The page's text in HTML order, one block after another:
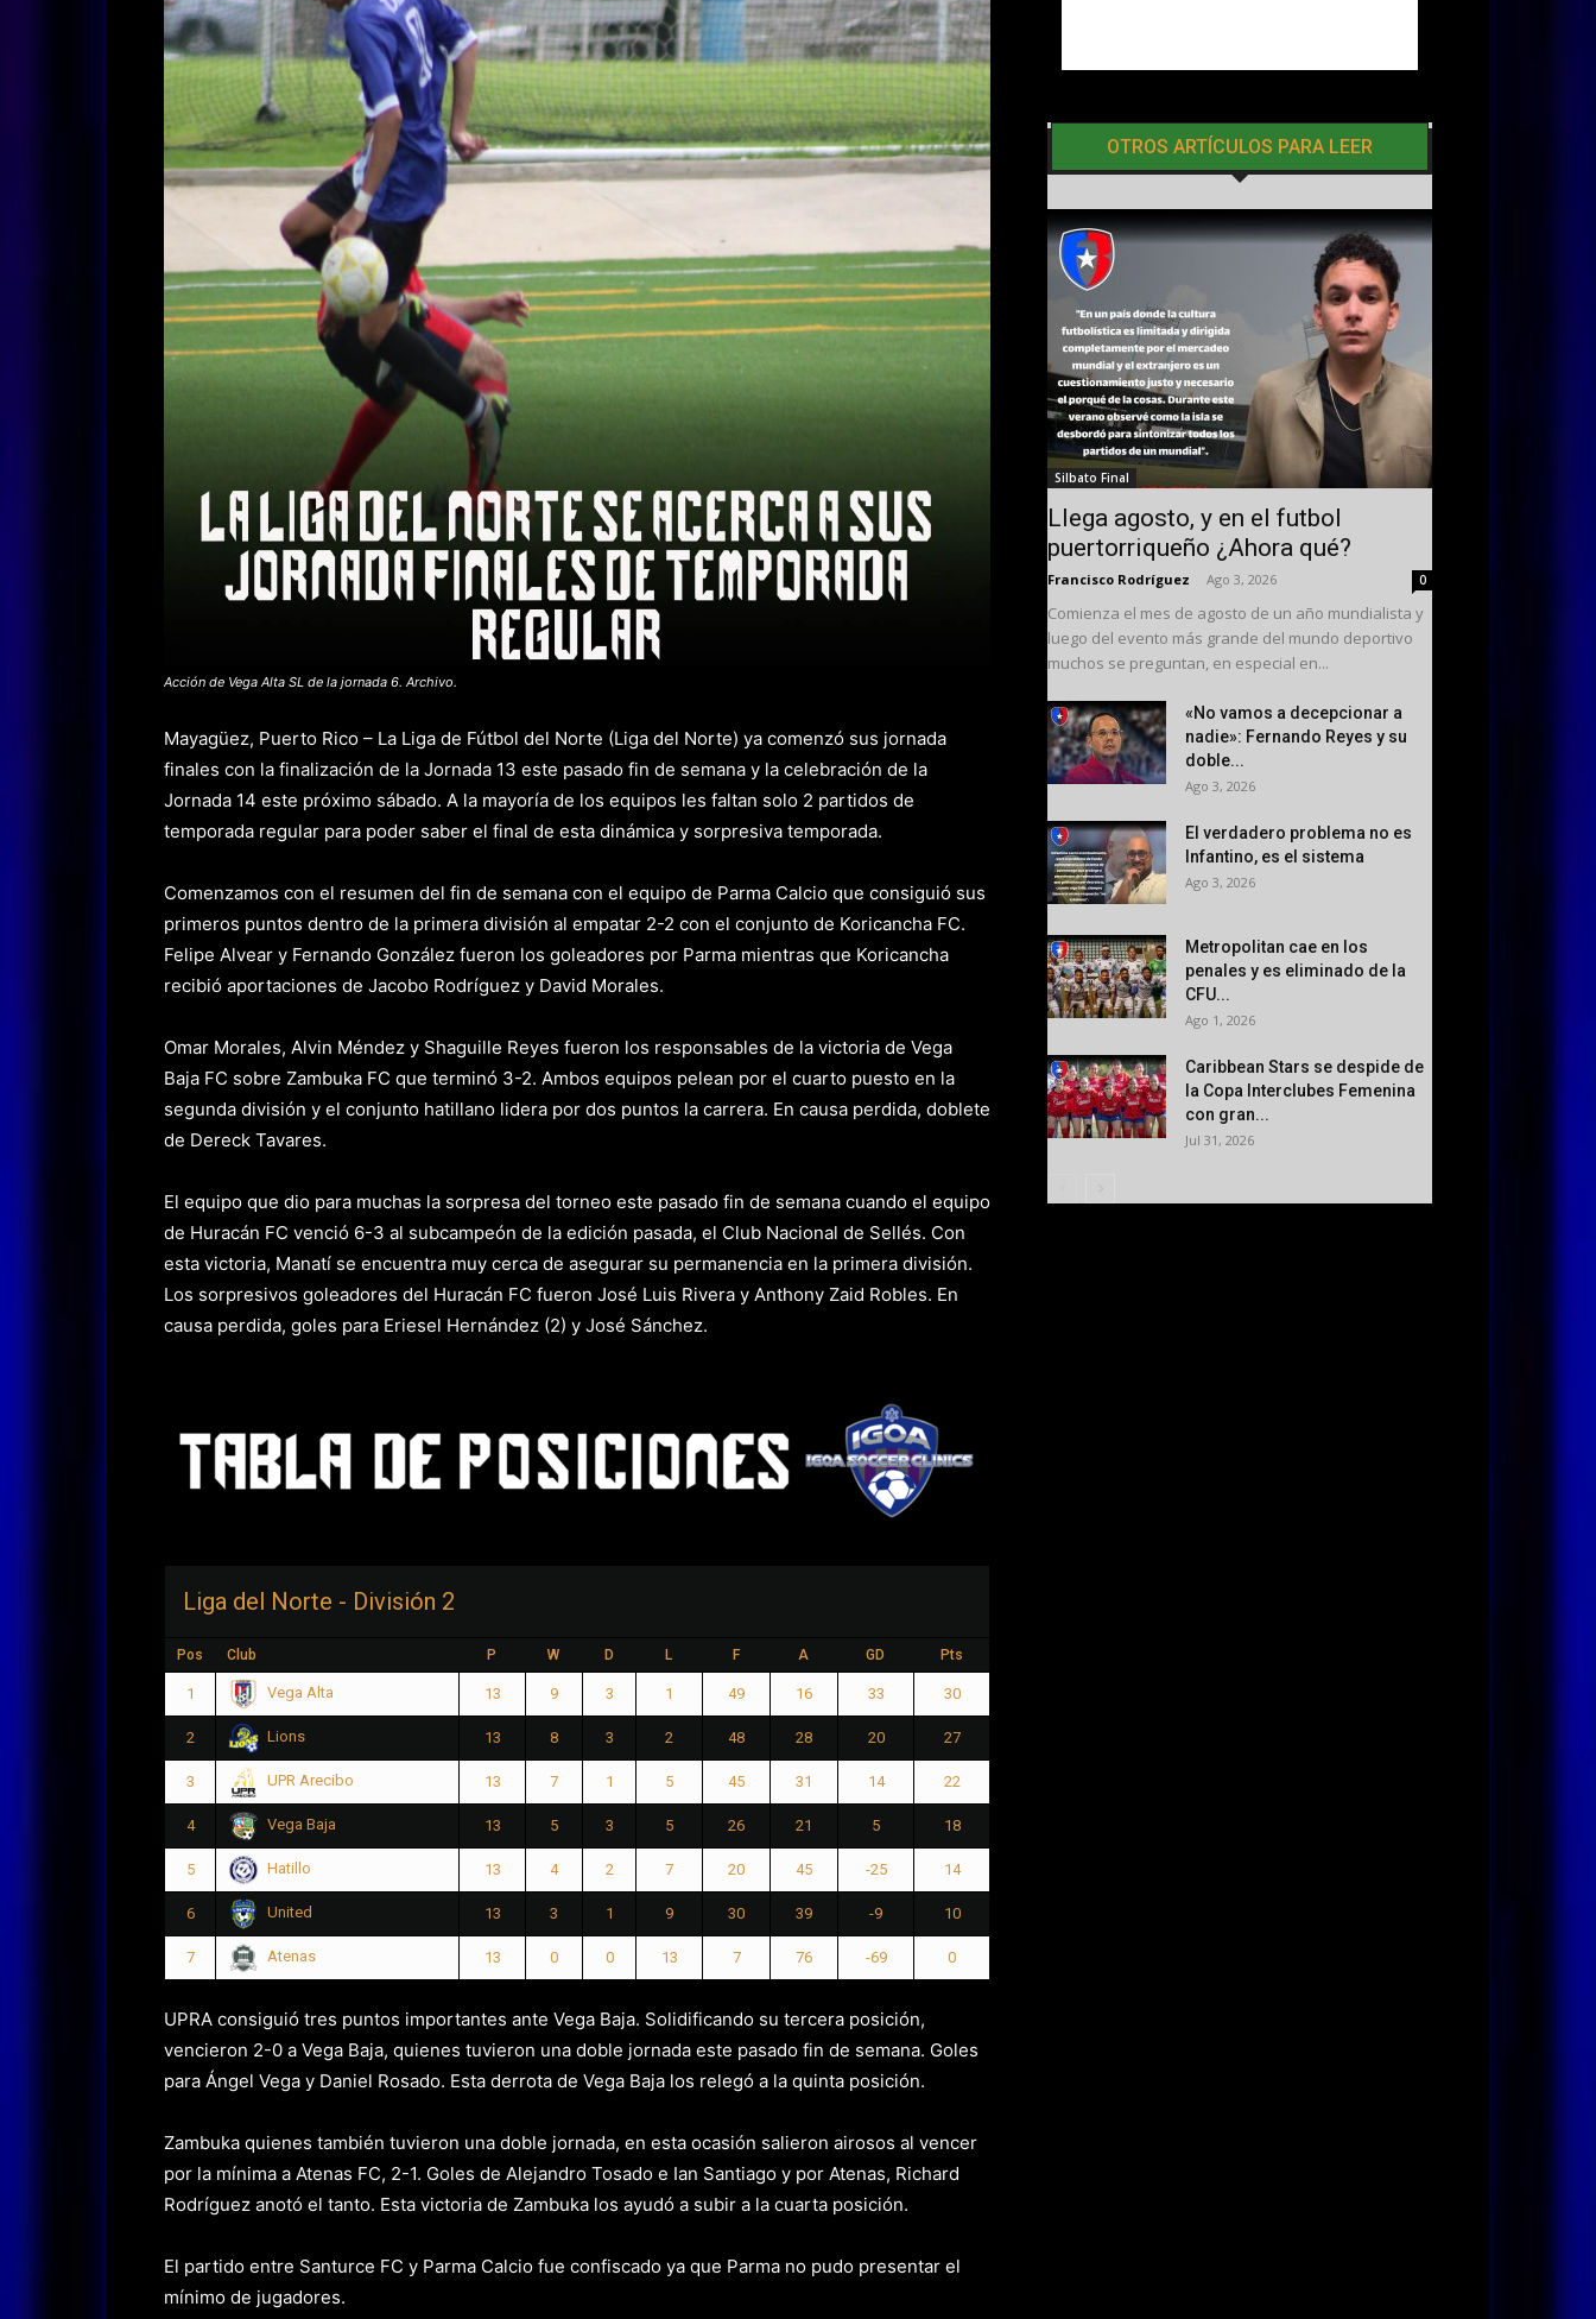
Acción de Vega Alta SL de la jornada 6. Archivo.
Mayagüez, Puerto Rico – La Liga de Fútbol del Norte (Liga del Norte) ya comenzó sus jornada
finales con la finalización de la Jornada 13 este pasado fin de semana y la celebración de la
Jornada 14 este próximo sábado. A la mayoría de los equipos les faltan solo 2 partidos de
temporada regular para poder saber el final de esta dinámica y sorpresiva temporada.
Comenzamos con el resumen del fin de semana con el equipo de Parma Calcio que consiguió sus
primeros puntos dentro de la primera división al empatar 2-2 con el conjunto de Koricancha FC.
Felipe Alvear y Fernando González fueron los goleadores por Parma mientras que Koricancha
recibió aportaciones de Jacobo Rodríguez y David Morales.
Omar Morales, Alvin Méndez y Shaguille Reyes fueron los responsables de la victoria de Vega
Baja FC sobre Zambuka FC que terminó 3-2. Ambos equipos pelean por el cuarto puesto en la
segunda división y el conjunto hatillano lidera por dos puntos la carrera. En causa perdida, doblete
de Dereck Tavares.
El equipo que dio para muchas la sorpresa del torneo este pasado fin de semana cuando el equipo
de Huracán FC venció 6-3 al subcampeón de la edición pasada, el Club Nacional de Sellés. Con
esta victoria, Manatí se encuentra muy cerca de asegurar su permanencia en la primera división.
Los sorpresivos goleadores del Huracán FC fueron José Luis Rivera y Anthony Zaid Robles. En
causa perdida, goles para Eriesel Hernández (2) y José Sánchez.
Liga del Norte - División 2
Pos Club P W D L F A GD Pts
1 Vega Alta 13 9 3 1 49 16 33 30
2 Lions 13 8 3 2 48 28 20 27
3 UPR Arecibo 13 7 1 5 45 31 14 22
4 Vega Baja 13 5 3 5 26 21 5 18
5 Hatillo 13 4 2 7 20 45 -25 14
6 United 13 3 1 9 30 39 -9 10
7 Atenas 13 0 0 13 7 76 -69 0
UPRA consiguió tres puntos importantes ante Vega Baja. Solidificando su tercera posición,
vencieron 2-0 a Vega Baja, quienes tuvieron una doble jornada este pasado fin de semana. Goles
para Ángel Vega y Daniel Rosado. Esta derrota de Vega Baja los relegó a la quinta posición.
Zambuka quienes también tuvieron una doble jornada, en esta ocasión salieron airosos al vencer
por la mínima a Atenas FC, 2-1. Goles de Alejandro Tosado e Ian Santiago y por Atenas, Richard
Rodríguez anotó el tanto. Esta victoria de Zambuka los ayudó a subir a la cuarta posición.
El partido entre Santurce FC y Parma Calcio fue confiscado ya que Parma no pudo presentar el
mínimo de jugadores.
OTROS ARTÍCULOS PARA LEER
Silbato Final
Llega agosto, y en el futbol
puertorriqueño ¿Ahora qué?
Francisco Rodríguez Ago 3, 2026 0
Comienza el mes de agosto de un año mundialista y
luego del evento más grande del mundo deportivo
muchos se preguntan, en especial en...
«No vamos a decepcionar a
nadie»: Fernando Reyes y su
doble...
Ago 3, 2026
El verdadero problema no es
Infantino, es el sistema
Ago 3, 2026
Metropolitan cae en los
penales y es eliminado de la
CFU...
Ago 1, 2026
Caribbean Stars se despide de
la Copa Interclubes Femenina
con gran...
Jul 31, 2026